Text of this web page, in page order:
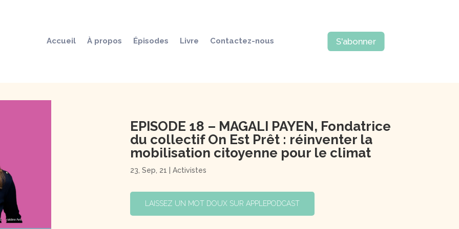
Accueil À propos Épisodes Livre Contactez-nous S'abonner
EPISODE 18 – MAGALI PAYEN, Fondatrice
du collectif On Est Prêt : réinventer la
mobilisation citoyenne pour le climat
23, Sep, 21 Activistes
LAISSEZ UN MOT DOUX SUR APPLEPODCAST